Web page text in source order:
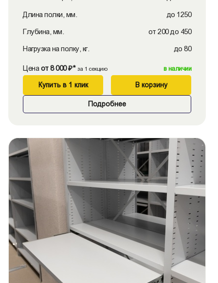
Длина полки, мм. до 1250
Глубина, мм. от 200 до 450
Нагрузка на полку, кг. до 80
Цена от 8 000 ₽* за 1 секцию в наличии
Купить в 1 клик В корзину
Подробнее